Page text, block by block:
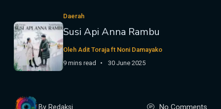
Daerah
Susi Api Anna Rambu
Oleh Adit Toraja ft Noni Damayako
9 mins read
30 June 2025
By Redaksi No Comments